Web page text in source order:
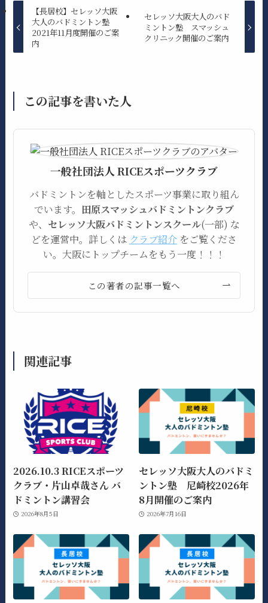
【長居校】セレッソ大阪
大人のバドミントン塾
2021年11月度開催のご案
内
セレッソ大阪大人のバド
ミントン塾 スマッシュ
クリニック開催のご案内
この記事を書いた人
一般社団法人 RICEスポーツクラブ
バドミントンを軸としたスポーツ事業に取り組ん
でいます。 田原スマッシュバドミントンクラブ
や、 セレッソ大阪バドミントンスクール(一部) な
どを運営中。詳しくは クラブ紹介 をご覧くださ
い。大阪にトップチームをもう一度！！！
この著者の記事一覧へ
関連記事
2026.10.3 RICEスポーツ
クラブ・片山卓哉さん バ
ドミントン講習会
2026年8月5日
セレッソ大阪大人のバドミ
ントン塾 尼崎校2026年
8月開催のご案内
2026年7月16日